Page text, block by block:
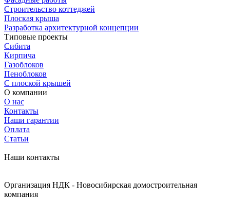
Строительство коттеджей
Плоская крыша
Разработка архитектурной концепции
Типовые проекты
Сибита
Кирпича
Газоблоков
Пеноблоков
С плоской крышей
О компании
О нас
Контакты
Наши гарантии
Оплата
Статьи
Наши контакты
Организация НДК - Новосибирская домостроительная
компания